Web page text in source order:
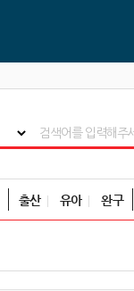
출산 유아 완구